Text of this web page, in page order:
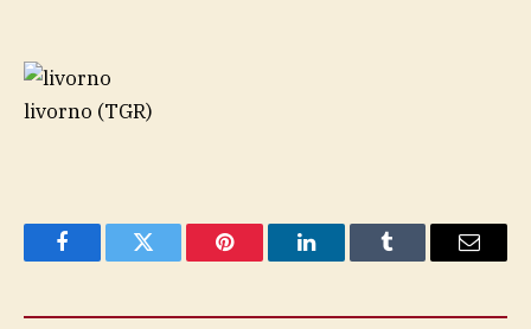
livorno (TGR)
FacebookTwitter Pinterest LinkedInTumblr Email